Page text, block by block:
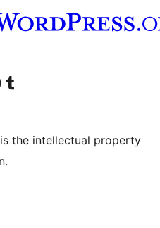
kanál
Navštivte náš Tumblr účet
the intellectual property